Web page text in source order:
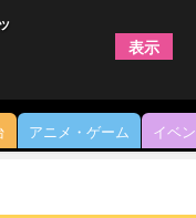
アニメ・ゲーム イベ
表示